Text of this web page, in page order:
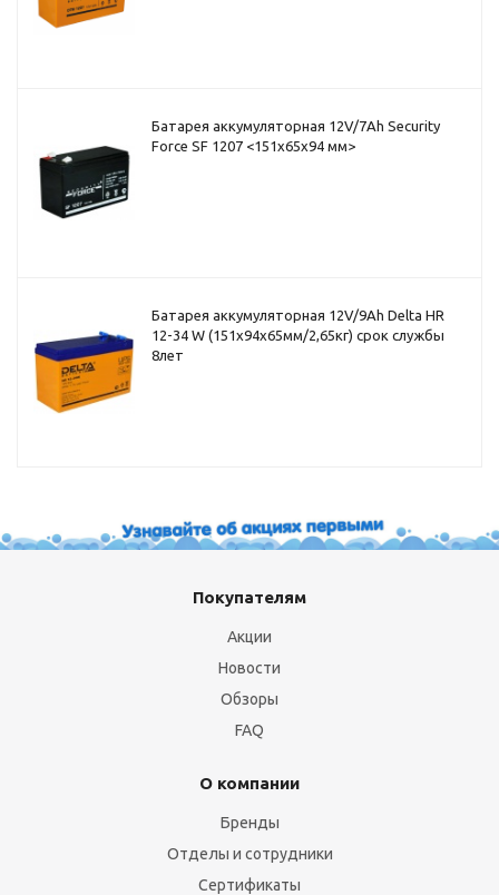
Батарея аккумуляторная 12V/7Ah Security
Force SF 1207 <151x65x94 мм>
Батарея аккумуляторная 12V/9Ah Delta HR
12-34 W (151x94x65мм/2,65кг) срок службы
8лет
Покупателям
Акции
Новости
Обзоры
FAQ
О компании
Бренды
Отделы и сотрудники
Сертификаты